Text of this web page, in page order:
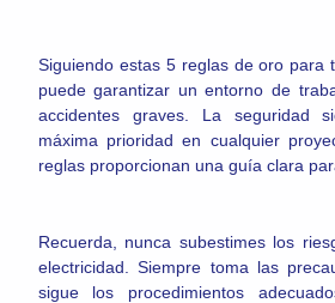
Siguiendo estas 5 reglas de oro para
puede garantizar un entorno de
accidentes graves. La seguridad
máxima prioridad en cualquier
reglas proporcionan una guía clara
Recuerda, nunca subestimes los
electricidad. Siempre toma las
sigue los procedimientos